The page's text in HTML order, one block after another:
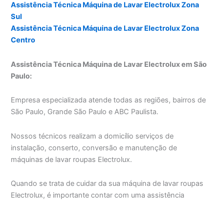
Assistência Técnica Máquina de Lavar Electrolux Zona
Sul
Assistência Técnica Máquina de Lavar Electrolux Zona
Centro
Assistência Técnica Máquina de Lavar Electrolux em São
Paulo:
Empresa especializada atende todas as regiões, bairros de
São Paulo, Grande São Paulo e ABC Paulista.
Nossos técnicos realizam a domicílio serviços de
instalação, conserto, conversão e manutenção de
máquinas de lavar roupas Electrolux.
Quando se trata de cuidar da sua máquina de lavar roupas
Electrolux, é importante contar com uma assistência